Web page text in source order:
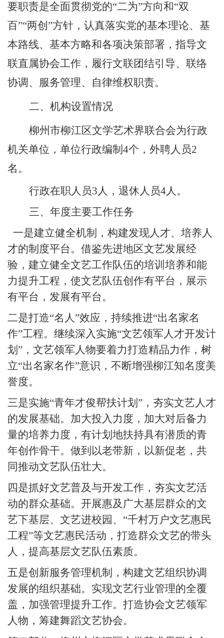
要职责是全面贯彻党的“二为”方向和“双
百”“两创”方针，认真落实党的基本理论、基
本路线、基本方略和各项决策部署，指导文
联直属协会工作，履行文联团结引导、联络
协调、服务管理、自律维权职责。
二、机构设置情况
柳州市柳江区文学艺术界联合会为行政
机关单位，单位行政编制 4个， 外聘人员2
名 。
行政在职人员3人，退休人员4人。
三、年度主要工作任务
一是建立健全机制，构建发现人才、培养人
才的制度平台。借鉴先进地区文艺发展经
验，建立健全文艺工作队伍的培训培养和能
力提升工程，使文艺队伍创作有平台，展示
有平台，发展有平台。
二是打造“名人”效应，持续推进“出名家名
作”工程。继续深入实施“文艺领军人才开发计
划”，文艺领军人物要着力打造精品力作，树
立“出名家名作”意识，不断增强柳江知名度美
誉度。
三是实施“青年才俊帮扶计划”，夯实文艺人才
的发展基础。加大投入力度，加大对后备力
量的培养力度，有计划地扶持具有潜质的青
年创作骨干。做到以老带新，以新促老，共
同推动文艺队伍壮大。
四是抓好文艺普及与开发工作，夯实文艺活
动的群众基础。开展惠及广大基层群众的文
艺下基层、文艺进校园、 “千村万户文艺惠民
工程”等文艺惠民活动，打造群众文艺的带头
人，提高基层文艺队伍素质。
五是创新服务管理机制，构建文艺组织协调
发展的组织基础。实现文艺行业管理的全覆
盖，加强管理提升工作。打造协会文艺领军
人物，筹建舞蹈文艺协会。